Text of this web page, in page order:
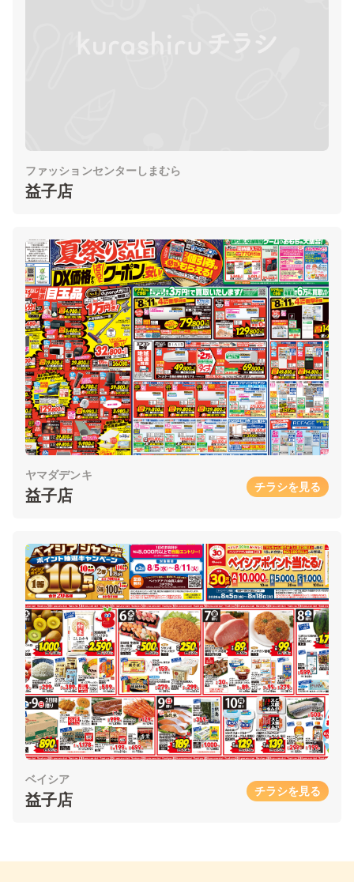
ファッションセンターしまむら
益子店
ヤマダデンキ
益子店 チラシを見る
ベイシア
益子店 チラシを見る